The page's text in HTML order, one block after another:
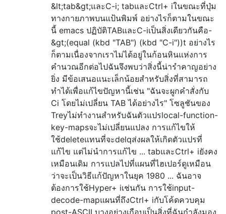
&lt;tab&gt;และC-i; tabและCtrl+ iในขณะที่ปุ่ม
ทางกายภาพบนแป้นพิมพ์ อย่างไรก็ตามในขณะ
นี้ emacs ปฏิบัติTABและC-iเป็นสิ่งเดียวกันคือ-
&gt;(equal (kbd "TAB") (kbd "C-i"))t อย่างไร
ก็ตามเนื่องจากเราไม่ได้อยู่ในก้อนหินแห่งการ
คำนวณอีกต่อไปฉันจึงพบว่าสิ่งนี้น่ารำคาญอย่าง
ยิ่ง มีข้อเสนอแนะเล็กน้อยสำหรับสิ่งที่สามารถ
ทำได้เพื่อแก้ไขปัญหานี้เช่น "ฉันจะผูกคำสั่งกับ
Ci โดยไม่เปลี่ยน TAB ได้อย่างไร" โซลูชันของ
Treyไม่ทำงานสำหรับฉันตัวแปรlocal-function-
key-mapsจะไม่เปลี่ยนแปลง การแก้ไขให้
ใช้deleteแทนที่จะdelqส่งผลให้เกิดตัวแปรที่
แก้ไข แต่ไม่นำการแก้ไข ... tabและCtrl+ iยังคง
เหมือนเดิม การแปลไปที่แผนที่ไฮเปอร์ดูเหมือน
ว่าจะเป็นวิธีแก้ปัญหาในยุค 1980 ... ฉันอาจ
ต้องการใช้Hyper+ iเช่นกัน การใช้input-
decode-mapแผนที่ถึงCtrl+ iกับโค้ดควบคุม
post-ASCII บางอย่างเกือบเป็นสิ่งที่ฉันกำลังมอง